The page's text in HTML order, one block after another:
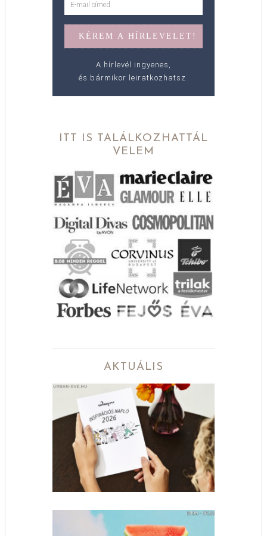
A hírlevél ingyenes,
és bármikor leiratkozhatsz.
ITT IS TALÁLKOZHATTÁL
VELEM
AKTUÁLIS